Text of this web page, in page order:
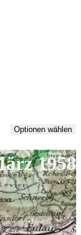
Optionen wählen
1958